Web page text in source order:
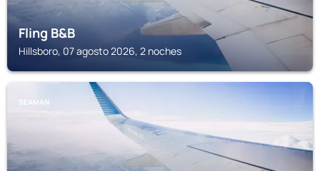
Fling B&B
Hillsboro, 07 agosto 2026, 2 noches
SEAMAN